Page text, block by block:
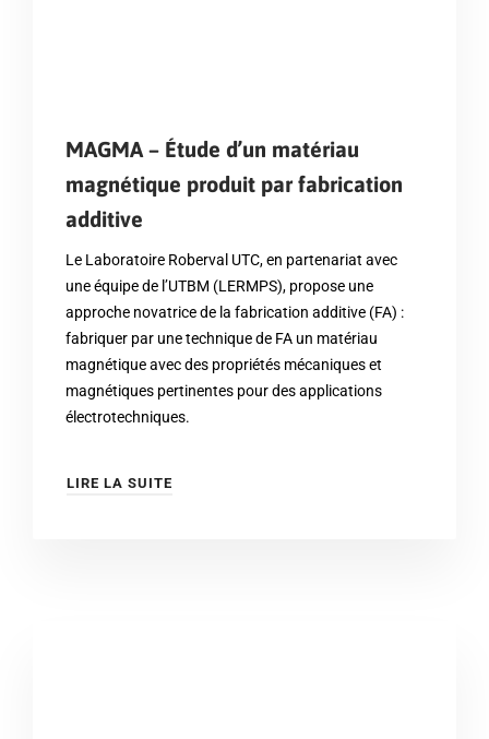
MAGMA – Étude d’un matériau
magnétique produit par fabrication
additive
Le Laboratoire Roberval UTC, en partenariat avec
une équipe de l’UTBM (LERMPS), propose une
approche novatrice de la fabrication additive (FA) :
fabriquer par une technique de FA un matériau
magnétique avec des propriétés mécaniques et
magnétiques pertinentes pour des applications
électrotechniques.
LIRE LA SUITE